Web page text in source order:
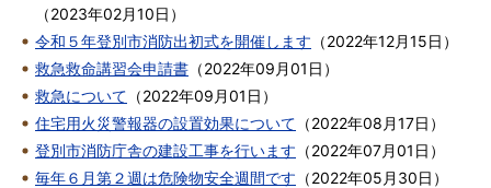
（2023年02月10日 ）
令和５年登別市消防出初式を開催します （2022年12月15日 ）
救急救命講習会申請書 （2022年09月01日 ）
救急について （2022年09月01日 ）
住宅用火災警報器の設置効果について （2022年08月17日 ）
登別市消防庁舎の建設工事を行います （2022年07月01日 ）
毎年６月第２週は危険物安全週間です （2022年05月30日 ）